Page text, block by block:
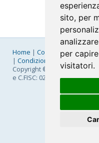
sito, per
per
visitatori.
Home | Company|Listino
| Condizioni Generali
Copyright © 2026 FastNom
e C.FISC: 02831630161